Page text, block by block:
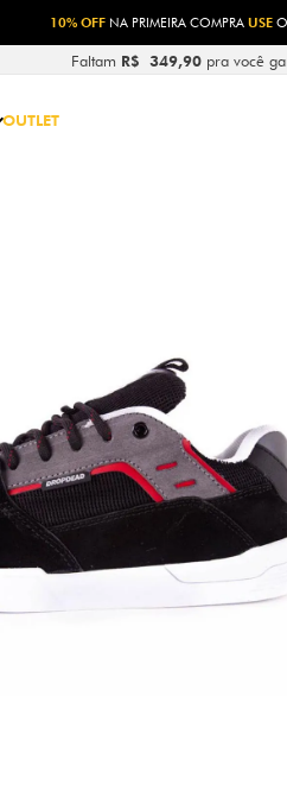
10% OFFNA PRIMEIRA COMPRA USE
Faltam R$ 349,90 pra você
OUTLET